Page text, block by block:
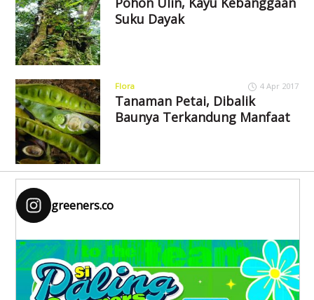
Suku Dayak
Flora 4 Apr 2017
Tanaman Petai, Dibalik
Baunya Terkandung Manfaat
greeners.co